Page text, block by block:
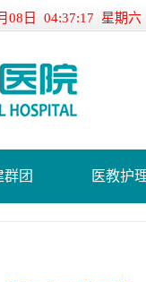
08日 04:37:17 星期六
群团 医教护